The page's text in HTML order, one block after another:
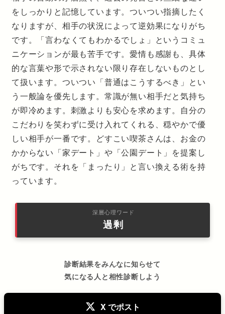
をしっかりと記憶しています。ついつい指摘したく
なりますが、相手の状況によって逆効果になりがち
です。「言わなくてもわかるでしょ」というコミュ
ニケーションが最も苦手です。愛情も感謝も、具体
的な言葉や形で示されない限り存在しないものとし
て扱います。ついつい「普通はこうするべき」とい
う一般論を優先します。常識が無い相手だと気持ち
が即冷めます。刺激よりも安心を求めます。自分の
こだわりを笑わずに受け入れてくれる、穏やかで優
しい相手が一番です。どすこい喫茶さんは、お金の
かからない「家デート」や「公園デート」を提案し
がちです。それを「まったり」と言い換える術を持
っています。
深層心理ワード
過剰
診断結果をみんなに知らせて
気になる人と相性診断しよう
X でポスト